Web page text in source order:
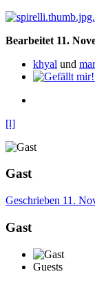
Bearbeitet 11.
khyal und
[l]
Gast
Geschrieben 11.
Gast
Guests